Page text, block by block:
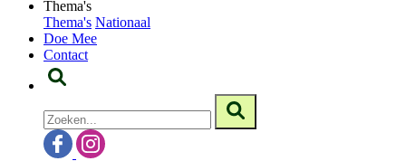
Thema's
Thema's Nationaal
Doe Mee
Contact